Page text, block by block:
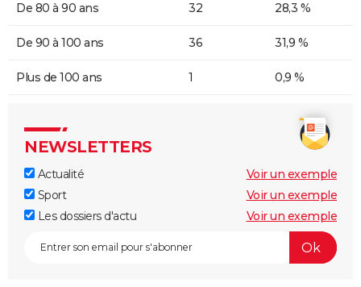
De 80 à 90 ans 32 28,3 %
De 90 à 100 ans 36 31,9 %
Plus de 100 ans 1 0,9 %
NEWSLETTERS
Actualité
Voir un exemple
Sport
Voir un exemple
Les dossiers d'actu
Voir un exemple